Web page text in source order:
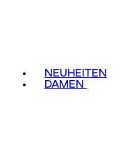
NEUHEITEN
DAMEN